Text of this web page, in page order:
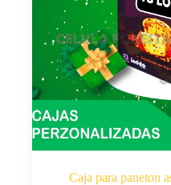
Caja para paneton